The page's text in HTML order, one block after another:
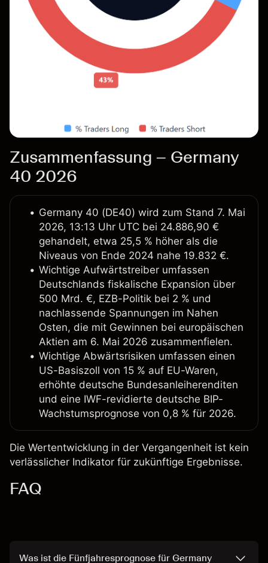
Zusammenfassung – Germany
40 2026
Germany 40 (DE40) wird zum Stand 7. Mai
2026, 13:13 Uhr UTC bei 24.886,90 €
gehandelt, etwa 25,5 % höher als die
Niveaus von Ende 2024 nahe 19.832 €.
Wichtige Aufwärtstreiber umfassen
Deutschlands fiskalische Expansion über
500 Mrd. €, EZB-Politik bei 2 % und
nachlassende Spannungen im Nahen
Osten, die mit Gewinnen bei europäischen
Aktien am 6. Mai 2026 zusammenfielen.
Wichtige Abwärtsrisiken umfassen einen
US-Basiszoll von 15 % auf EU-Waren,
erhöhte deutsche Bundesanleiherenditen
und eine IWF-revidierte deutsche BIP-
Wachstumsprognose von 0,8 % für 2026.
Die Wertentwicklung in der Vergangenheit ist kein
verlässlicher Indikator für zukünftige Ergebnisse.
FAQ
Was ist die Fünfjahresprognose für Germany